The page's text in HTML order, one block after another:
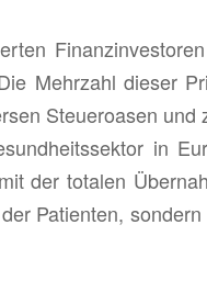
Mehr­zahl die­ser
Steu­er­oa­sen
in
der to­ta­len
Pa­ti­en­ten,